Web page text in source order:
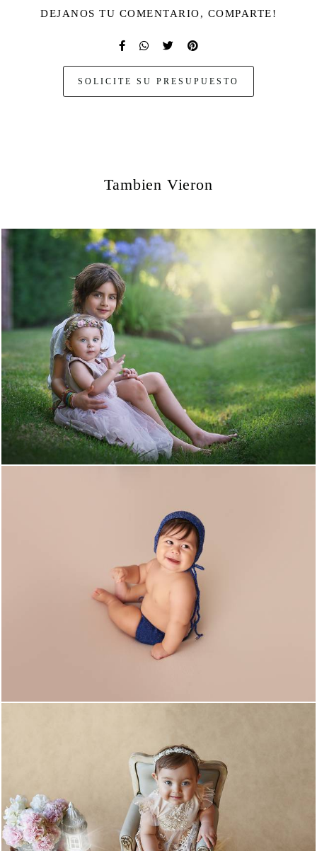
DEJANOS TU COMENTARIO, COMPARTE!
SOLICITE SU PRESUPUESTO
Tambien Vieron
1084 0
991 0